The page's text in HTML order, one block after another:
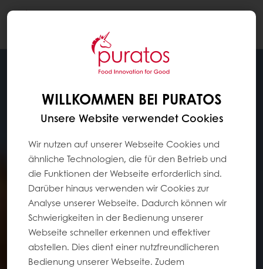
WILLKOMMEN BEI PURATOS
Unsere Website verwendet Cookies
Wir nutzen auf unserer Webseite Cookies und
ähnliche Technologien, die für den Betrieb und
die Funktionen der Webseite erforderlich sind.
Darüber hinaus verwenden wir Cookies zur
Analyse unserer Webseite. Dadurch können wir
Schwierigkeiten in der Bedienung unserer
Webseite schneller erkennen und effektiver
abstellen. Dies dient einer nutzfreundlicheren
Bedienung unserer Webseite. Zudem